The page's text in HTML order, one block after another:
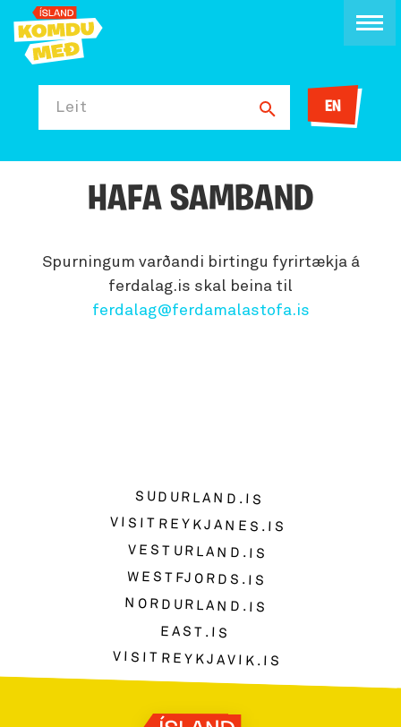
Leit EN
HAFA SAMBAND
Spurningum varðandi birtingu fyrirtækja á
ferdalag.is skal beina til
ferdalag@ferdamalastofa.is
SUDURLAND.IS
VISITREYKJANES.IS
VESTURLAND.IS
WESTFJORDS.IS
NORDURLAND.IS
EAST.IS
VISITREYKJAVIK.IS